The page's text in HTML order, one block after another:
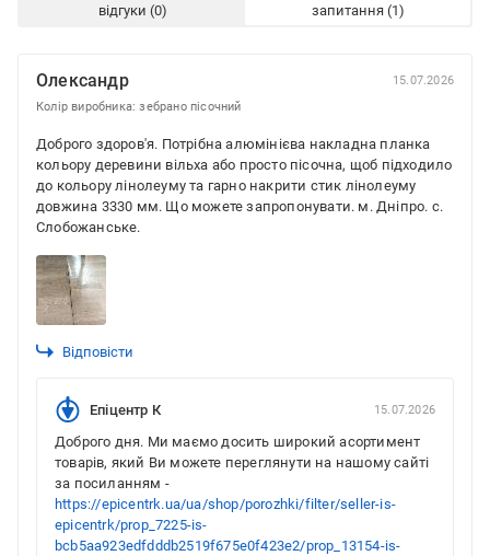
відгуки запитання
Олександр
15.07.2026
Колір виробника: зебрано пісочний
Доброго здоров'я. Потрібна алюмінієва накладна планка
кольору деревини вільха або просто пісочна, щоб підходило
до кольору лінолеуму та гарно накрити стик лінолеуму
довжина 3330 мм. Що можете запропонувати. м. Дніпро. с.
Слобожанське.
Відповісти
Епіцентр К 15.07.2026
Доброго дня. Ми маємо досить широкий асортимент
товарів, який Ви можете переглянути на нашому сайті
за посиланням -
https://epicentrk.ua/ua/shop/porozhki/filter/seller-is-
epicentrk/prop_7225-is-
bcb5aa923edfdddb2519f675e0f423e2/prop_13154-is-